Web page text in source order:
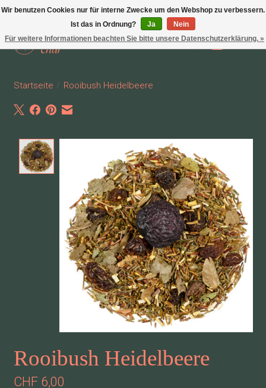
Wunschzettel
Ihr
Startseite / Rooibush Heidelbeere
Product image slideshow Items
Rooibush Heidelbeere
CHF 6,00
Wir benutzen Cookies nur für interne Zwecke um den Webshop zu verbessern.
Ist das in Ordnung?
Ja
Nein
Für weitere Informationen beachten Sie bitte unsere Datenschutzerklärung. »